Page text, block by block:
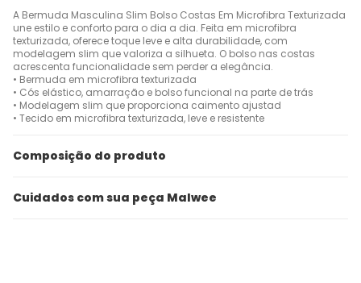
A Bermuda Masculina Slim Bolso Costas Em Microfibra Texturizada
une estilo e conforto para o dia a dia. Feita em microfibra
texturizada, oferece toque leve e alta durabilidade, com
modelagem slim que valoriza a silhueta. O bolso nas costas
acrescenta funcionalidade sem perder a elegância.
• Bermuda em microfibra texturizada
• Cós elástico, amarração e bolso funcional na parte de trás
• Modelagem slim que proporciona caimento ajustad
• Tecido em microfibra texturizada, leve e resistente
Composição do produto
Cuidados com sua peça Malwee